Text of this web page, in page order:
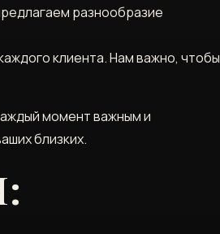
разнообразие
клиента. Нам важно, чтобы
момент важным и
близких.